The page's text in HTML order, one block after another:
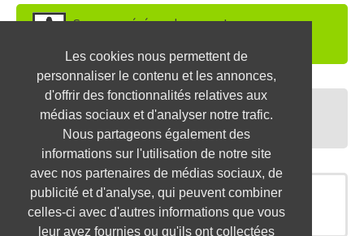
Les cookies nous permettent de
personnaliser le contenu et les annonces,
d'offrir des fonctionnalités relatives aux
médias sociaux et d'analyser notre trafic.
Nous partageons également des
informations sur l'utilisation de notre site
avec nos partenaires de médias sociaux, de
publicité et d'analyse, qui peuvent combiner
celles-ci avec d'autres informations que vous
leur avez fournies ou qu'ils ont collectées
Soyez repéré par les recruteurs,
DEPOSEZ VOTRE CV
Préparez vos entretiens,
TESTEZ-VOUS
OFFRES SIMILAIRES